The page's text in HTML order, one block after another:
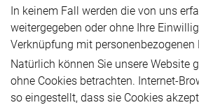
In keinem Fall werden die von uns
weitergegeben oder ohne Ihre
Verknüpfung mit personenbezogenen
Natürlich können Sie unsere Website
ohne Cookies betrachten. Internet-
so eingestellt, dass sie Cookies